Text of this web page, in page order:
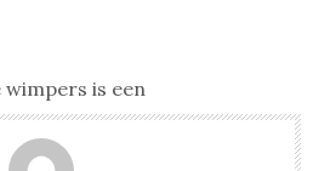
wimpers is een